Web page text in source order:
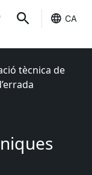
CA
tècnica de